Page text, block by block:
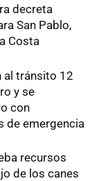
decreta
San Pablo,
Costa
al tránsito 12
y se
con
de emergencia
recursos
de los canes